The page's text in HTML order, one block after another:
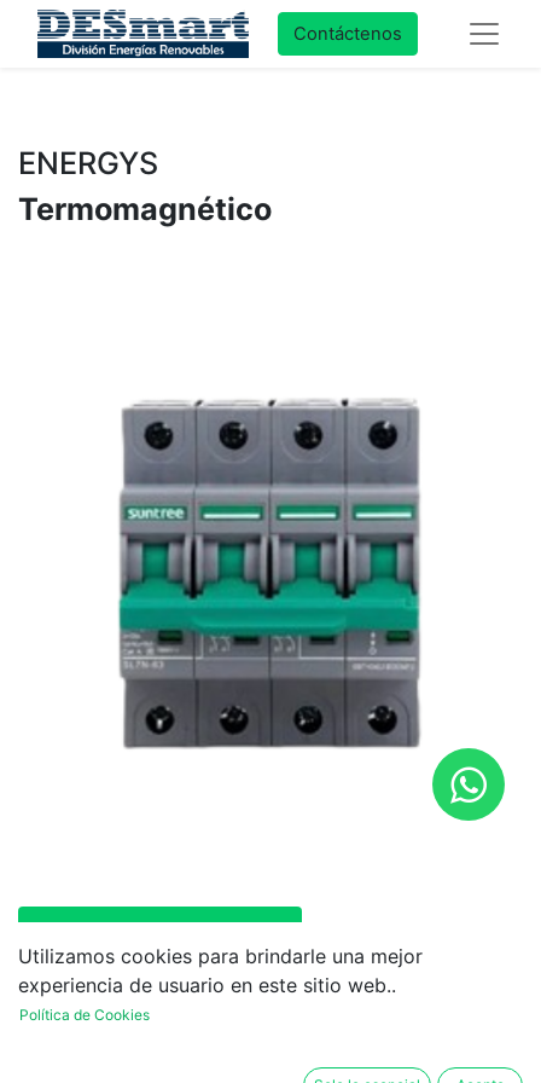
Contáctenos
ENERGYS
Termomagnético
Utilizamos cookies para brindarle una mejor
experiencia de usuario en este sitio web..
Política de Cookies